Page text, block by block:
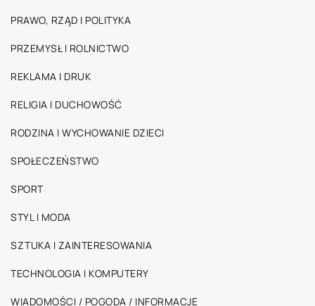
PRAWO, RZĄD I POLITYKA
PRZEMYSŁ I ROLNICTWO
REKLAMA I DRUK
RELIGIA I DUCHOWOŚĆ
RODZINA I WYCHOWANIE DZIECI
SPOŁECZEŃSTWO
SPORT
STYL I MODA
SZTUKA I ZAINTERESOWANIA
TECHNOLOGIA I KOMPUTERY
WIADOMOŚCI / POGODA / INFORMACJE